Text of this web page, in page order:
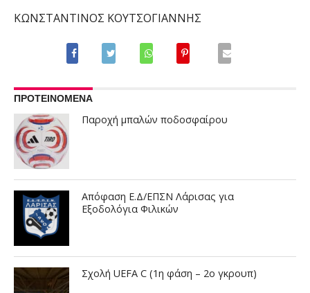
ΚΩΝΣΤΑΝΤΙΝΟΣ ΚΟΥΤΣΟΓΙΑΝΝΗΣ
ΠΡΟΤΕΙΝΟΜΕΝΑ
Παροχή μπαλών ποδοσφαίρου
Απόφαση Ε.Δ/ΕΠΣΝ Λάρισας για
Εξοδολόγια Φιλικών
Σχολή UEFA C (1η φάση – 2ο γκρουπ)